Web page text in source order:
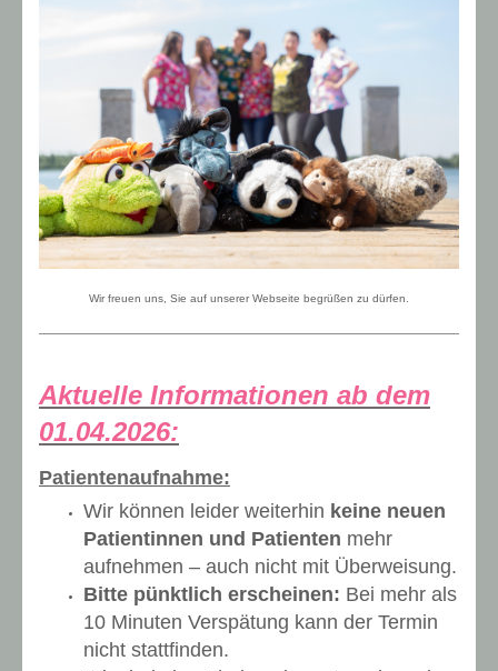
Wir freuen uns, Sie auf unserer Webseite begrüßen zu dürfen.
Aktuelle Informationen ab dem
01.04.2026:
Patientenaufnahme:
Wir können leider weiterhin keine neuen
Patientinnen und Patienten mehr
aufnehmen – auch nicht mit Überweisung.
Bitte pünktlich erscheinen: Bei mehr als
10 Minuten Verspätung kann der Termin
nicht stattfinden.